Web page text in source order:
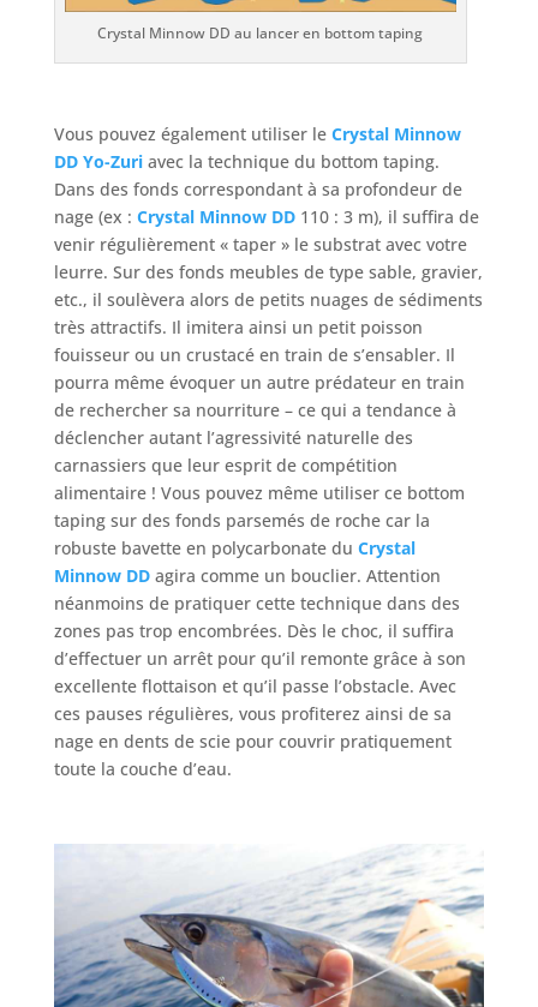
Crystal Minnow DD au lancer en bottom taping
Vous pouvez également utiliser le Crystal Minnow
DD Yo-Zuriavec la technique du bottom taping.
Dans des fonds correspondant à sa profondeur de
nage (ex : Crystal Minnow DD110 : 3 m), il suffira de
venir régulièrement « taper » le substrat avec votre
leurre. Sur des fonds meubles de type sable, gravier,
etc., il soulèvera alors de petits nuages de sédiments
très attractifs. Il imitera ainsi un petit poisson
fouisseur ou un crustacé en train de s’ensabler. Il
pourra même évoquer un autre prédateur en train
de rechercher sa nourriture – ce qui a tendance à
déclencher autant l’agressivité naturelle des
carnassiers que leur esprit de compétition
alimentaire ! Vous pouvez même utiliser ce bottom
taping sur des fonds parsemés de roche car la
robuste bavette en polycarbonate du Crystal
Minnow DDagira comme un bouclier. Attention
néanmoins de pratiquer cette technique dans des
zones pas trop encombrées. Dès le choc, il suffira
d’effectuer un arrêt pour qu’il remonte grâce à son
excellente flottaison et qu’il passe l’obstacle. Avec
ces pauses régulières, vous profiterez ainsi de sa
nage en dents de scie pour couvrir pratiquement
toute la couche d’eau.